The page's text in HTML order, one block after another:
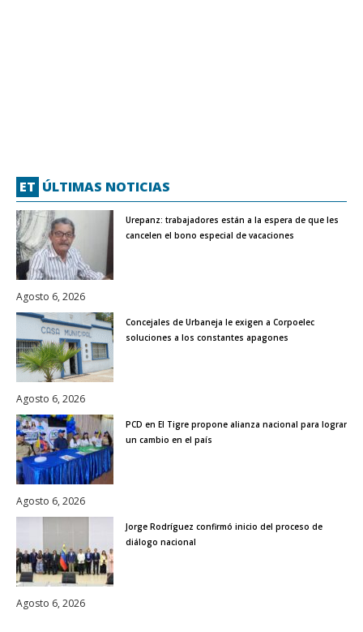
ET ÚLTIMAS NOTICIAS
Urepanz: trabajadores están a la espera de que les
cancelen el bono especial de vacaciones
Agosto 6, 2026
Concejales de Urbaneja le exigen a Corpoelec
soluciones a los constantes apagones
Agosto 6, 2026
PCD en El Tigre propone alianza nacional para lograr
un cambio en el país
Agosto 6, 2026
Jorge Rodríguez confirmó inicio del proceso de
diálogo nacional
Agosto 6, 2026